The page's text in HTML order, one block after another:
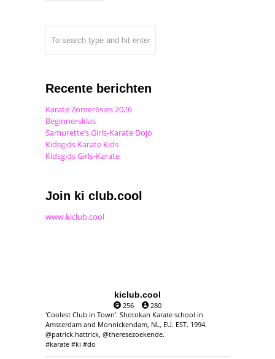
Recente berichten
Karate Zomer6sies 2026
Beginnersklas
Samurette’s Girls-Karate Dojo
Kidsgids Karate Kids
Kidsgids Girls-Karate
Join ki club.cool
www.kiclub.cool
kiclub.cool
256
280
'Coolest Club in Town'. Shotokan Karate school in
Amsterdam and Monnickendam, NL, EU. EST. 1994.
@patrick.hattrick, @theresezoekende.
#karate #ki #do